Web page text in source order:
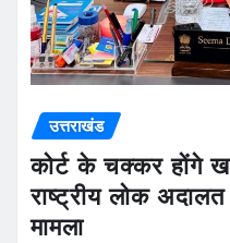
उत्तराखंड
कोर्ट के चक्कर होंगे
राष्ट्रीय लोक
मामला